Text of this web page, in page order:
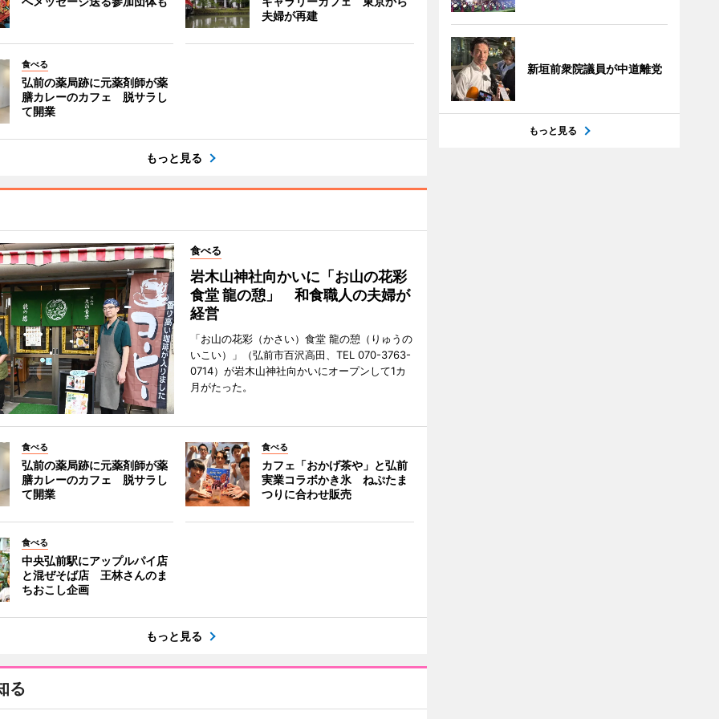
夫婦が再建
食べる
弘前の薬局跡に元薬剤師が薬
膳カレーのカフェ 脱サラし
て開業
もっと見る
食べる
岩木山神社向かいに「お山の花彩
食堂 龍の憩」 和食職人の夫婦が
経営
「お山の花彩（かさい）食堂 龍の憩（りゅうの
いこい）」（弘前市百沢高田、TEL 070-3763-
0714）が岩木山神社向かいにオープンして1カ
月がたった。
食べる
弘前の薬局跡に元薬剤師が薬
膳カレーのカフェ 脱サラし
て開業
食べる
カフェ「おかげ茶や」と弘前
実業コラボかき氷 ねぷたま
つりに合わせ販売
食べる
中央弘前駅にアップルパイ店
と混ぜそば店 王林さんのま
ちおこし企画
もっと見る
る
新垣前衆院議員が中道離党
もっと見る